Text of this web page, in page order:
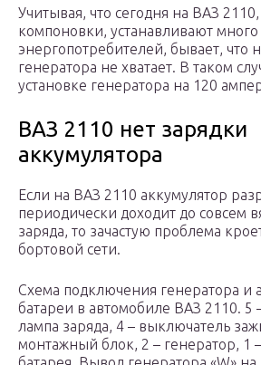
Учитывая, что сегодня на ВАЗ
компоновки, устанавливают
энергопотребителей, бывает, что
генератора не хватает. В таком
установке генератора на 120
ВАЗ 2110 нет зарядки
аккумулятора
Если на ВАЗ 2110 аккумулятор
периодически доходит до совсем
заряда, то зачастую проблема
бортовой сети.
Схема подключения генератора и
батареи в автомобиле ВАЗ 2110. 5
лампа заряда, 4 – выключатель
монтажный блок, 2 – генератор, 1